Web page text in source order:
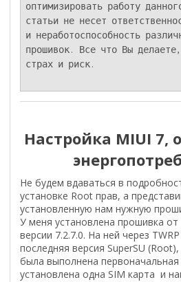
оптимизировать работу
статьи не несет
и неработоспособность
прошивок. Все что Вы
страх и риск.
Настройка MIUI 7,
Не будем вдаваться в
установке Root прав, а
установленную нам нужную
У меня установлена прошивка
версии 7.2.7.0. На ней через
последняя версия SuperSU
была выполнена
установлена одна SIM карта и